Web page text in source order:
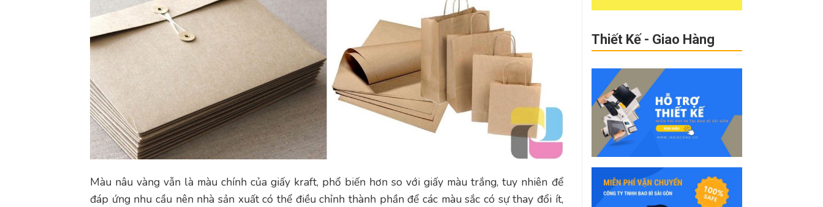
Màu nâu vàng vẫn là màu chính của giấy kraft, phổ biến hơn so với giấy màu trắng, tuy nhiên để
đáp ứng nhu cầu nên nhà sản xuất có thể điều chỉnh thành phần để các màu sắc có sự thay đổi ít,
Thiết Kế - Giao Hàng